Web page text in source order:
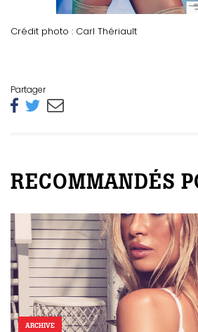
Crédit photo : Carl Thériault
Partager
RECOMMANDÉS
ARCHIVE